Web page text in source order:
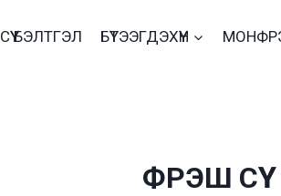
СҮҮ БЭЛТГЭЛ БҮТЭЭГДЭХҮҮН
ФРЭШ СҮҮ